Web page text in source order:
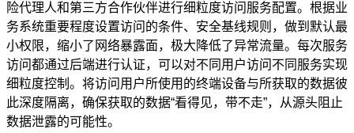
险代理人和第三方合作伙伴进行细粒度访问服务配置。根据业
务系统重要程度设置访问的条件、安全基线规则，做到默认最
小权限，缩小了网络暴露面，极大降低了异常流量。每次服务
访问都通过后端进行认证，可以对不同用户访问不同服务实现
细粒度控制。将访问用户所使用的终端设备与所获取的数据彼
此深度隔离，确保获取的数据“看得见，带不走”，从源头阻止
数据泄露的可能性。